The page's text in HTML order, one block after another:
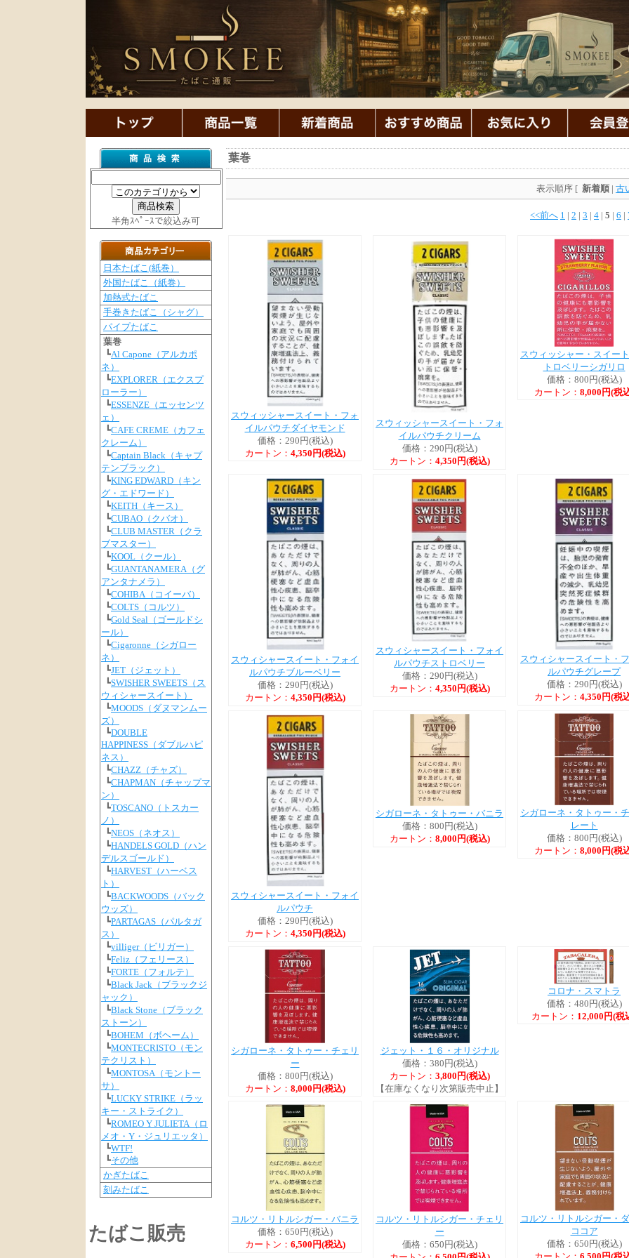
半角ｽﾍﾟｰｽで絞込み可
日本たばこ(紙巻）
外国たばこ（紙巻）
加熱式たばこ
手巻きたばこ（シャグ）
パイプたばこ
葉巻
┗Al Capone（アルカポ
ネ）
┗EXPLORER（エクスプ
ローラー）
┗ESSENZE（エッセンツ
ェ）
┗CAFE CREME（カフェ
クレーム）
┗Captain Black（キャプ
テンブラック）
┗KING EDWARD（キン
グ・エドワード）
┗KEITH（キース）
┗CUBAO（クバオ）
┗CLUB MASTER（クラ
ブマスター）
┗KOOL（クール）
┗GUANTANAMERA（グ
アンタナメラ）
┗COHIBA（コイーバ）
┗COLTS（コルツ）
┗Gold Seal（ゴールドシ
ール）
┗Cigaronne（シガロー
ネ）
┗JET（ジェット）
┗SWISHER SWEETS（ス
ウィシャースイート）
┗MOODS（ダヌマンムー
ズ）
┗DOUBLE
HAPPINESS（ダブルハピ
ネス）
┗CHAZZ（チャズ）
┗CHAPMAN（チャップマ
ン）
┗TOSCANO（トスカー
ノ）
┗NEOS（ネオス）
┗HANDELS GOLD（ハン
デルスゴールド）
┗HARVEST（ハーベス
ト）
┗BACKWOODS（バック
ウッズ）
┗PARTAGAS（パルタガ
ス）
┗villiger（ビリガー）
┗Feliz（フェリース）
┗FORTE（フォルテ）
┗Black Jack（ブラックジ
ャック）
┗Black Stone（ブラック
ストーン）
┗BOHEM（ボヘーム）
┗MONTECRISTO（モン
テクリスト）
┗MONTOSA（モントー
サ）
┗LUCKY STRIKE（ラッ
キー・ストライク）
┗ROMEO Y JULIETA（ロ
メオ・Y・ジュリエッタ）
┗WTF!
┗その他
かぎたばこ
刻みたばこ
たばこ販売
葉巻
表示順序 [ 新着順 | 古
<<前へ 1 | 2 | 3 | 4 | 5 | 6 |
スウィッシャースイート・フォ
イルパウチダイヤモンド
価格：290円(税込)
カートン： 4,350円(税込)
スウィッシャースイート・フォ
イルパウチクリーム
価格：290円(税込)
カートン： 4,350円(税込)
スウィッシャー・スイー
トロベリーシガリロ
価格：800円(税込)
カートン： 8,000円(税
スウィシャースイート・フォイ
ルパウチブルーベリー
価格：290円(税込)
カートン： 4,350円(税込)
スウィシャースイート・フォイ
ルパウチストロベリー
価格：290円(税込)
カートン： 4,350円(税込)
スウィシャースイート・
ルパウチグレープ
価格：290円(税込)
カートン： 4,350円(税
スウィシャースイート・フォイ
ルパウチ
価格：290円(税込)
カートン： 4,350円(税込)
シガローネ・タトゥー・バニラ
価格：800円(税込)
カートン： 8,000円(税込)
シガローネ・タトゥー・
レート
価格：800円(税込)
カートン： 8,000円(税
シガローネ・タトゥー・チェリ
ー
価格：800円(税込)
カートン： 8,000円(税込)
ジェット・１６・オリジナル
価格：380円(税込)
カートン： 3,800円(税込)
【在庫なくなり次第販売中止】
コロナ・スマトラ
価格：480円(税込)
カートン： 12,000円(税
コルツ・リトルシガー・バニラ
価格：650円(税込)
カートン： 6,500円(税込)
コルツ・リトルシガー・チェリ
ー
価格：650円(税込)
コルツ・リトルシガー・
ココア
価格：650円(税込)